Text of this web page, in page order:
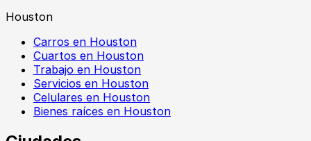
Houston
Carros en Houston
Cuartos en Houston
Trabajo en Houston
Servicios en Houston
Celulares en Houston
Bienes raíces en Houston